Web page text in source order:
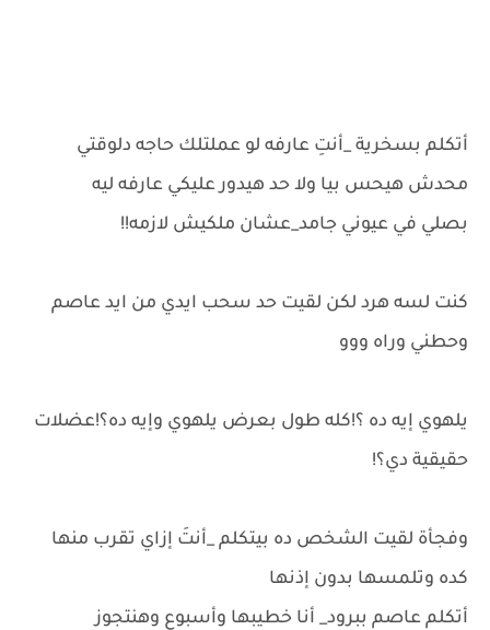
أتكلم بسخرية _أنتِ عارفه لو عملتلك حاجه دلوقتي
محدش هيحس بيا ولا حد هيدور عليكي عارفه ليه
بصلي في عيوني جامد_عشان ملكيش لازمه!!
كنت لسه هرد لكن لقيت حد سحب ايدي من ايد عاصم
وحطني وراه ووو
يلهوي إيه ده ؟!كله طول بعرض يلهوي وإيه ده؟!عضلات
حقيقية دي؟!
وفجأة لقيت الشخص ده بيتكلم _أنتَ إزاي تقرب منها
كده وتلمسها بدون إذنها
أتكلم عاصم ببرود_ أنا خطيبها وأسبوع وهنتجوز